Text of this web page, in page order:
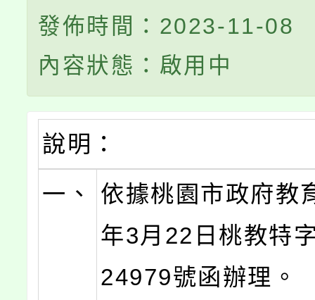
發佈時間：2023-11-08
內容狀態：啟用中
說明：
一、
依據桃園市政府教
年3月22日桃教特
24979號函辦理。